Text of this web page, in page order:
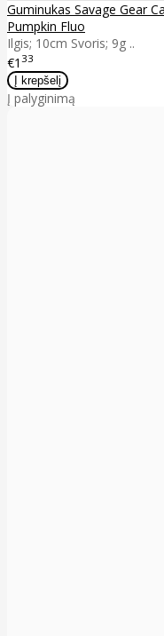
Guminukas Savage Gear
Pumpkin Fluo
Ilgis; 10cm Svoris; 9g ..
€1 33
Į palyginimą